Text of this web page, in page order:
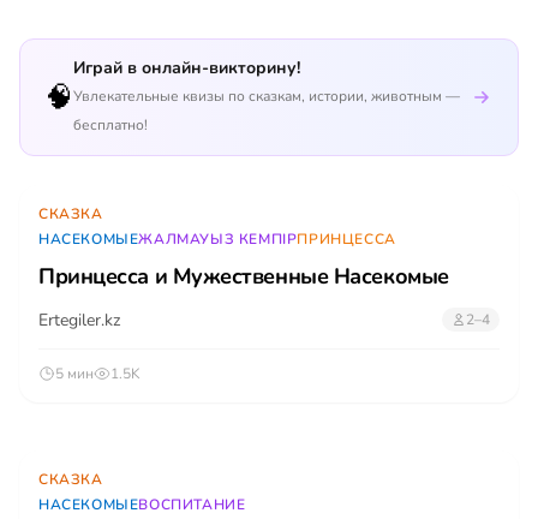
🧠
Играй в онлайн-викторину!
Увлекательные квизы по сказкам, истории, животным —
бесплатно!
СКАЗКА
НАСЕКОМЫЕЖАЛМАУЫЗ КЕМПІРПРИНЦЕССА
Принцесса и Мужественные Насекомые
Ertegiler.kz 2–4
5 мин 1.5K
СКАЗКА
НАСЕКОМЫЕВОСПИТАНИЕ